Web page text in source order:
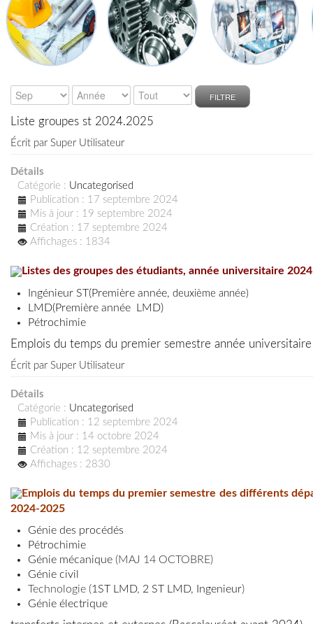
FILTRE
Liste groupes st 2024.2025
Écrit par Super Utilisateur
Détails
Catégorie : Uncategorised
Publication : 17 septembre 2024
Mis à jour : 19 septembre 2024
Création : 17 septembre 2024
Affichages : 1834
Listes des groupes des étudiants, année universitaire
Ingénieur ST(Première année, deuxième année)
LMD(Première année LMD)
Pétrochimie
Emplois du temps du premier semestre année
Écrit par Super Utilisateur
Détails
Catégorie : Uncategorised
Publication : 12 septembre 2024
Mis à jour : 14 octobre 2024
Création : 12 septembre 2024
Affichages : 2830
Emplois du temps du premier semestre des différents
2024-2025
Génie des procédés
Pétrochimie
Génie mécanique (MAJ 14 OCTOBRE)
Génie civil
Technologie (1ST LMD, 2 ST LMD, Ingenieur)
Génie électrique